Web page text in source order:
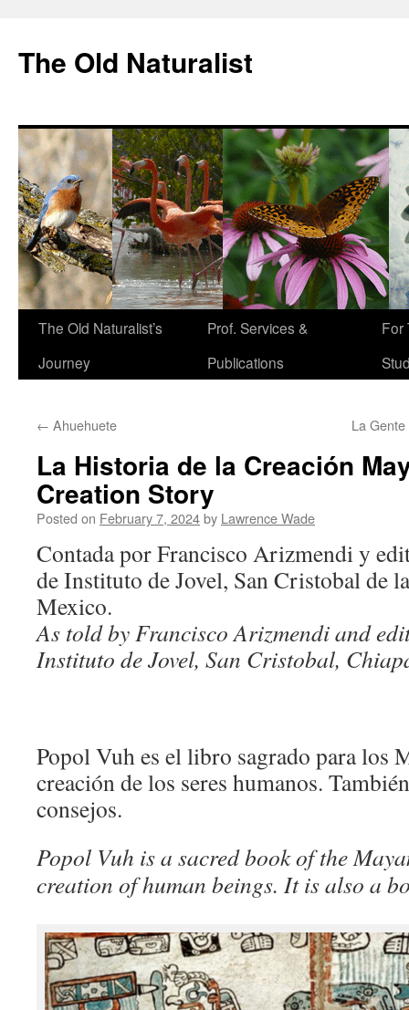
The Old Naturalist
The Old Naturalist’s
Journey
Prof. Services &
Publications
For
← Ahuehuete La
La Historia de la Creación
Creation Story
Posted on February 7, 2024by Lawrence Wade
Contada por Francisco Arizmendi y
de Instituto de Jovel, San Cristobal de
Mexico.
As told by Francisco Arizmendi and
Instituto de Jovel, San Cristobal,
Popol Vuh es el libro sagrado para los
creación de los seres humanos.
consejos.
Popol Vuh is a sacred book of the
creation of human beings. It is also a